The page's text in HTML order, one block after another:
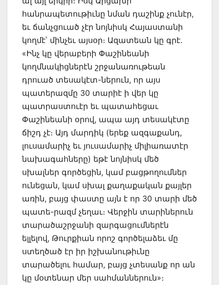
հանրապետութիւնը նման դաշինք չունէր,
եւ ճանչցուած չէր նոյնիսկ Հայաստանի
կողմէ՝ մինչեւ այսօր։ Ազատեան կը գրէ.
«Ինչ կը վերաբերի Փաշինեանի
կողմնակիցներէն շրջանառութեան
դրուած տեսակէտ-ներուն, որ այս
պատերազմը 30 տարիէ ի վեր կը
պատրաստուէր եւ պատահեցաւ
Փաշինեանի օրով, ապա այդ տեսակէտը
ճիշդ չէ։ Այդ մարդիկ (երեք ազգաքանդ,
լուսամարիչ եւ յուսամարիչ միլիառատէր
նախագահները) եթէ նոյնիսկ մեծ
սխալներ գործեցին, կամ բացթողումներ
ունեցան, կամ սխալ քաղաքական քայլեր
առին, բայց փաստը այն է որ 30 տարի մեծ
պատե-րազմ չեղաւ։ Վերջին տարիներուն
տարածաշրջանի զարգացումներէն
ելլելով, Թուրքիան որոշ գործելաձեւ մը
ստեղծած էր իր իշխանութիւնը
տարածելու համար, բայց չտեսանք որ ան
կը մօտենար մեր սահմաններուն»։